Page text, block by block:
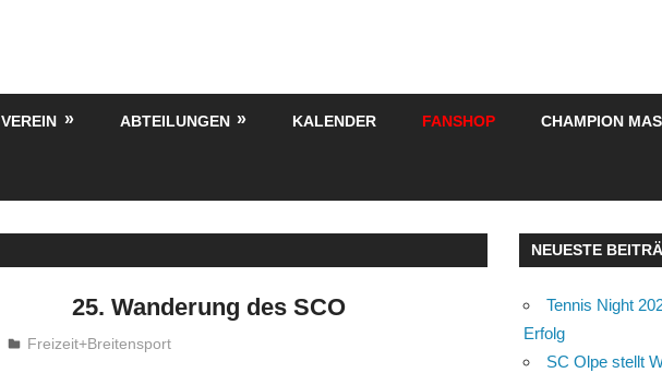
VEREIN ABTEILUNGEN KALENDER FANSHOP CHAMPION
25. Wanderung des SCO
Freizeit+Breitensport
NEUESTE
Tennis Night
Erfolg
SC Olpe stellt